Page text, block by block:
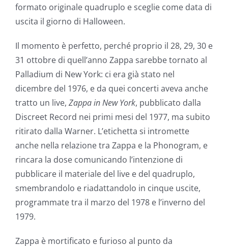
formato originale quadruplo e sceglie come data di
uscita il giorno di Halloween.
Il momento è perfetto, perché proprio il 28, 29, 30 e
31 ottobre di quell’anno Zappa sarebbe tornato al
Palladium di New York: ci era già stato nel
dicembre del 1976, e da quei concerti aveva anche
tratto un live, Zappa in New York, pubblicato dalla
Discreet Record nei primi mesi del 1977, ma subito
ritirato dalla Warner. L’etichetta si intromette
anche nella relazione tra Zappa e la Phonogram, e
rincara la dose comunicando l’intenzione di
pubblicare il materiale del live e del quadruplo,
smembrandolo e riadattandolo in cinque uscite,
programmate tra il marzo del 1978 e l’inverno del
1979.
Zappa è mortificato e furioso al punto da